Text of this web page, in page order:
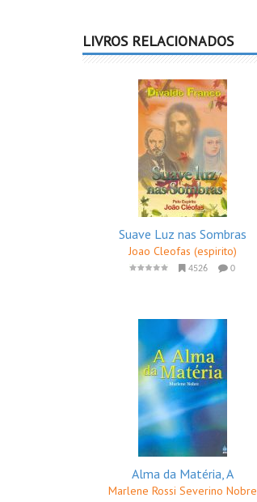
LIVROS RELACIONADOS
Suave Luz nas Sombras
Joao Cleofas (espirito)
4526 0
Alma da Matéria, A
Marlene Rossi Severino Nobre